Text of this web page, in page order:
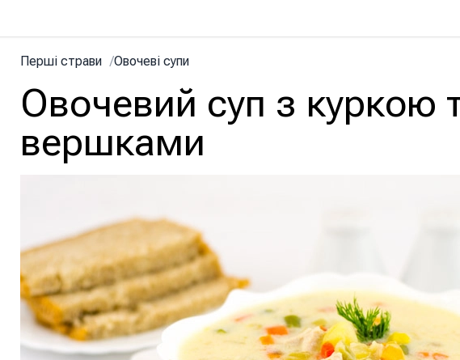
Перші страви /Овочеві супи
Овочевий суп з куркою
вершками